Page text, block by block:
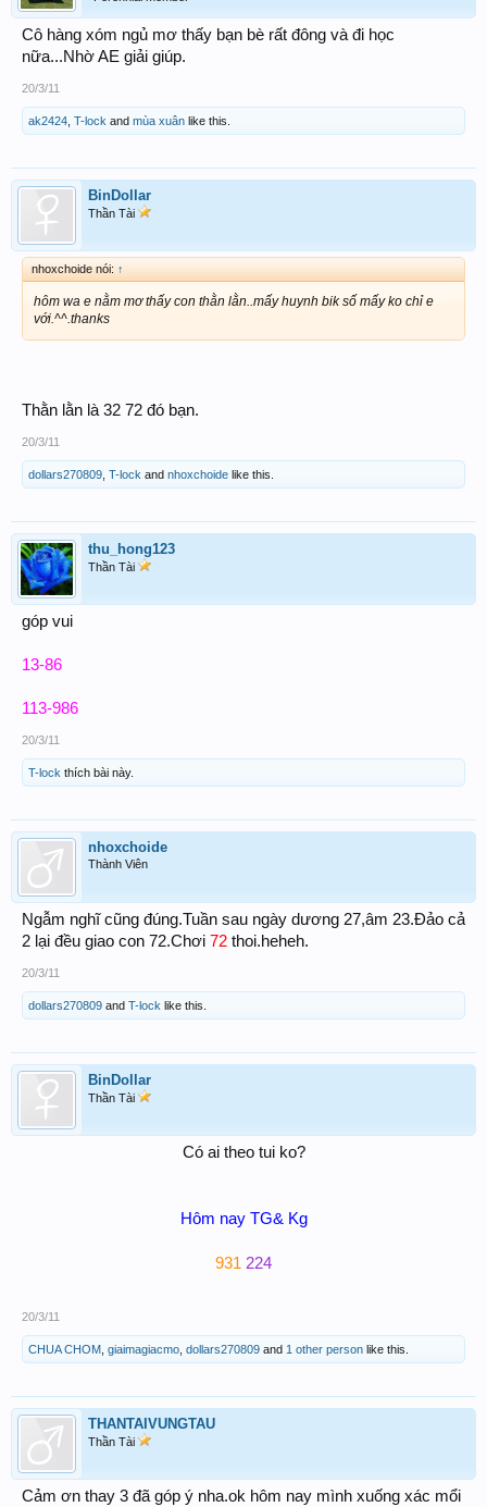
Cô hàng xóm ngủ mơ thấy bạn bè rất đông và đi học
nữa...Nhờ AE giải giúp.
20/3/11
ak2424 T-lock and mùa xuân like this.
BinDollar
Thần Tài
nhoxchoide nói: ↑
hôm wa e nằm mơ thấy con thằn lằn..mấy huynh bik số mấy ko chỉ e
với.^^.thanks
Thằn lằn là 32 72 đó bạn.
20/3/11
dollars270809 T-lock and nhoxchoide like this.
thu_hong123
Thần Tài
góp vui
13-86
113-986
20/3/11
T-lock thích bài này.
nhoxchoide
Thành Viên
Ngẫm nghĩ cũng đúng.Tuần sau ngày dương 27,âm 23.Đảo cả
2 lại đều giao con 72.Chơi 72 thoi.heheh.
20/3/11
dollars270809 and T-lock like this.
BinDollar
Thần Tài
Có ai theo tui ko?
Hôm nay TG& Kg
931 224
20/3/11
CHUA CHOM giaimagiacmo dollars270809 and 1 other person like this.
THANTAIVUNGTAU
Thần Tài
Cảm ơn thay 3 đã góp ý nha.ok hôm nay mình xuống xác mổi